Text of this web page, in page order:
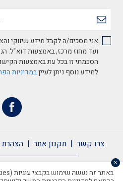
אני מסכים/ה לקבל מידע שיווקי
ועד מחוז מרכז, באמצעות דוא"ל.
הסכמתי זו בכל עת באמצעות
למידע נוסף ניתן לעייןבמדיניות
צרו קשר תקנון אתר הצהרת
צרו קשר תקנון אתר הצהרת